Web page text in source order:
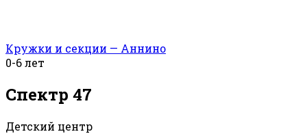
Кружки и секции — Аннино
0-6 лет
Спектр 47
Детский центр